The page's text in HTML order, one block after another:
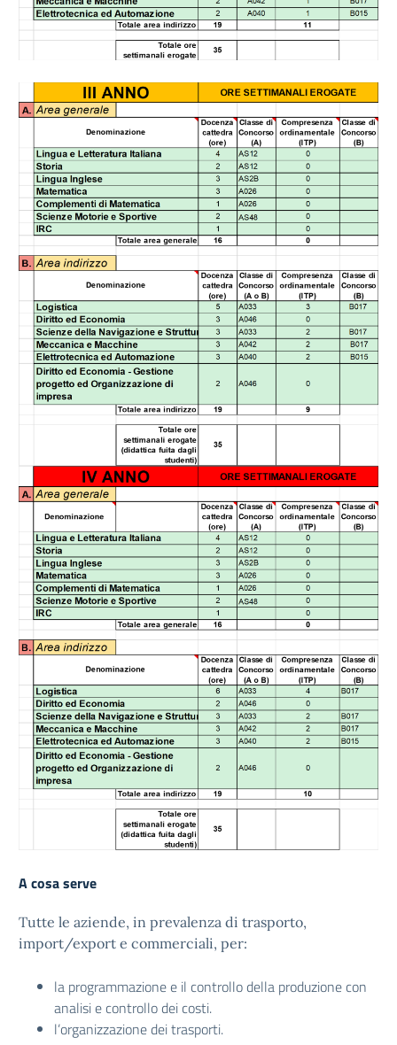
A cosa serve
Tutte le aziende, in prevalenza di trasporto,
import/export e commerciali, per:
la programmazione e il controllo della produzione con
analisi e controllo dei costi.
l’organizzazione dei trasporti.